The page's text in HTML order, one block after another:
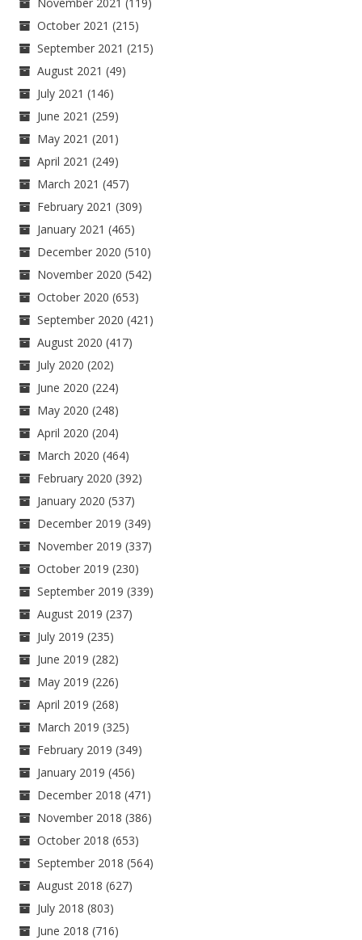
November 2021 (119)
October 2021 (215)
September 2021 (215)
August 2021 (49)
July 2021 (146)
June 2021 (259)
May 2021 (201)
April 2021 (249)
March 2021 (457)
February 2021 (309)
January 2021 (465)
December 2020 (510)
November 2020 (542)
October 2020 (653)
September 2020 (421)
August 2020 (417)
July 2020 (202)
June 2020 (224)
May 2020 (248)
April 2020 (204)
March 2020 (464)
February 2020 (392)
January 2020 (537)
December 2019 (349)
November 2019 (337)
October 2019 (230)
September 2019 (339)
August 2019 (237)
July 2019 (235)
June 2019 (282)
May 2019 (226)
April 2019 (268)
March 2019 (325)
February 2019 (349)
January 2019 (456)
December 2018 (471)
November 2018 (386)
October 2018 (653)
September 2018 (564)
August 2018 (627)
July 2018 (803)
June 2018 (716)